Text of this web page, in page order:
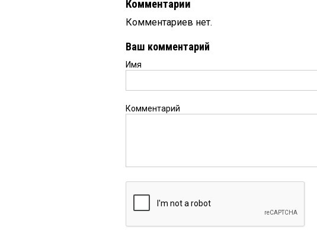
Комментарии
Комментариев нет.
Ваш комментарий
Имя
Комментарий